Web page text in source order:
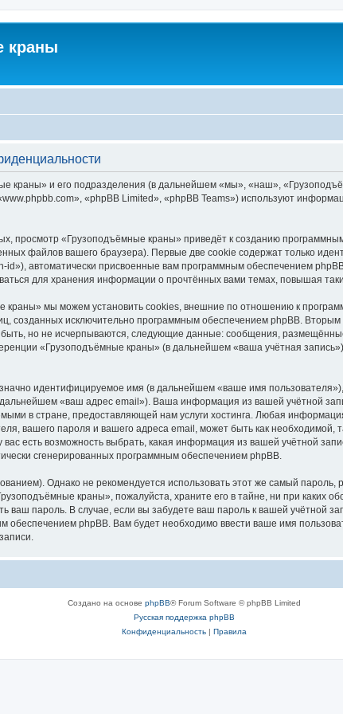
краны
краны» и его подразделения (в дальнейшем «мы», «наш»,
«phpBB Limited», «phpBB Teams») используют
просмотр «Грузоподъёмные краны» приведёт к созданию
файлов вашего браузера). Первые две cookie содержат только
автоматически присвоенные вам программным обеспечением
для хранения информации о прочтённых вами темах, повышая
мы можем установить cookies, внешние по отношению к
созданных исключительно программным обеспечением phpBB.
но не исчерпываются, следующие данные: сообщения,
«Грузоподъёмные краны» (в дальнейшем «ваша учётная
идентифицируемое имя (в дальнейшем «ваше имя
«ваш адрес email»). Ваша информация из вашей учётной
в стране, предоставляющей нам услуги хостинга. Любая
вашего пароля и вашего адреса email, может быть как необходимой,
есть возможность выбрать, какая информация из вашей учётной
сгенерированных программным обеспечением phpBB.
Однако не рекомендуется использовать этот же самый пароль,
краны», пожалуйста, храните его в тайне, ни при каких
ваш пароль. В случае, если вы забудете ваш пароль к вашей учётной
phpBB. Вам будет необходимо ввести ваше имя
Создано на основе phpBB® Forum Software © phpBB Limited
Русская поддержка phpBB
Конфиденциальность| Правила